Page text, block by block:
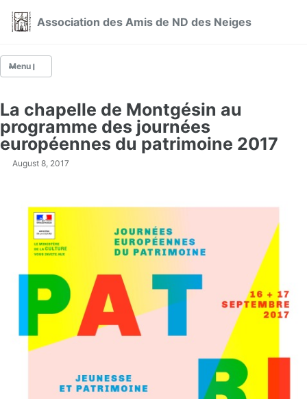
Association des Amis de ND des Neiges
Menu
Qui sommes-nous ?
Actualités
NOS ACTIONS
La restauration de la Superga de Longefoy
Les visites
La chapelle de Montgésin au
programme des journées
européennes du patrimoine 2017
August 8, 2017